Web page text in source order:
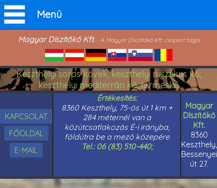
Magyar Díszítőkő Kft.- A Magyar Díszítőkő Kft. csoport tagja
Keszthelyi soros kövek, keszthelyi rusztikus kő,
keszthelyi mediterrán kő, terméskő
KAPCSOLAT
FŐOLDAL
E-MAIL
Értékesítés:
8360 Keszthely, 75-ös út 1 km +
284 méternél van a
közútcsatlakozás É-i irányba,
földútra be a mező közepére
Tel.: 06 (83) 510-440;
Magyar
Díszítőkő
Kft.
8360
Keszthely,
Bessenyei
út 27.
Menü